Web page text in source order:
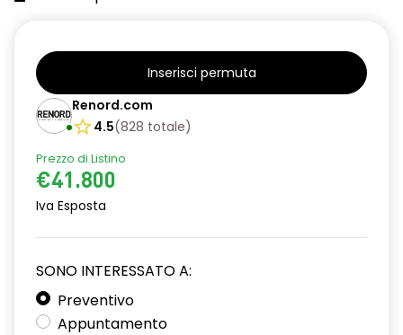
Inserisci permuta
Renord.com
4.5(828 totale)
Prezzo di Listino
€41.800
Iva Esposta
SONO INTERESSATO A:
Preventivo
Appuntamento